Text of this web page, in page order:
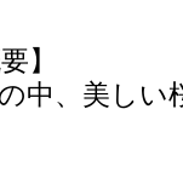
】
中、美し